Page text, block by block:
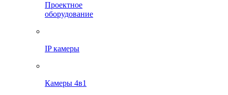
Проектное
оборудование
IP камеры
Камеры 4в1